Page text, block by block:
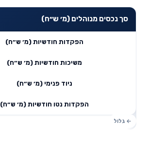
סך נכסים מנוהלים (מ׳ ש״ח)
הפקדות חודשיות (מ׳ ש״ח)
משיכות חודשיות (מ׳ ש״ח)
ניוד פנימי (מ׳ ש״ח)
הפקדות נטו חודשיות (מ׳ ש״ח)